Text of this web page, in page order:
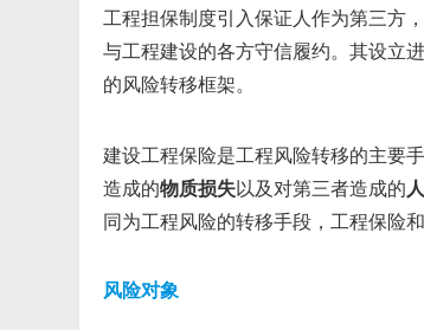
工程担保制度引入保证人作为第三方
与工程建设的各方守信履约。其设立
的风险转移框架。
建设工程保险是工程风险转移的主要
造成的物质损失以及对第三者造成的
同为工程风险的转移手段，工程保险
风险对象